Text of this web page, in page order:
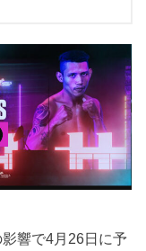
響で4月26日に予